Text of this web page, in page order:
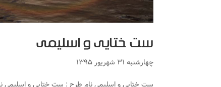
ست ختایی و اسلیمی
چهارشنبه ۳۱ شهریور ۱۳۹۵